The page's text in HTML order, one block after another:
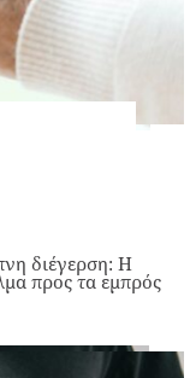
διέγερση: Η
προς τα εμπρός